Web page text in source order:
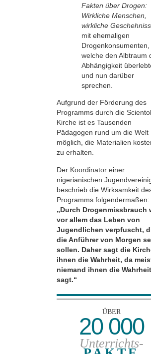
Fakten über Drogen:
Wirkliche Menschen,
wirkliche
mit ehemaligen
Drogenkonsumenten,
welche den Albtraum
Abhängigkeit
und nun darüber
sprechen.
Aufgrund der Förderung des
Programms durch die
Kirche ist es Tausenden
Pädagogen rund um die Welt
möglich, die Materialien
zu erhalten.
Der Koordinator einer
nigerianischen
beschrieb die Wirksamkeit
Programms folgendermaßen:
„Durch Drogenmissbrauch
vor allem das Leben von
Jugendlichen verpfuscht,
die Anführer von Morgen
sollen. Daher sagt die
ihnen die Wahrheit, da
niemand ihnen die Wahrheit
sagt.“
ÜBER
20 000
Unterrichts-